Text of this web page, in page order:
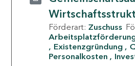
Förderart: Zuschuss
Existenzgründung
Personalkosten